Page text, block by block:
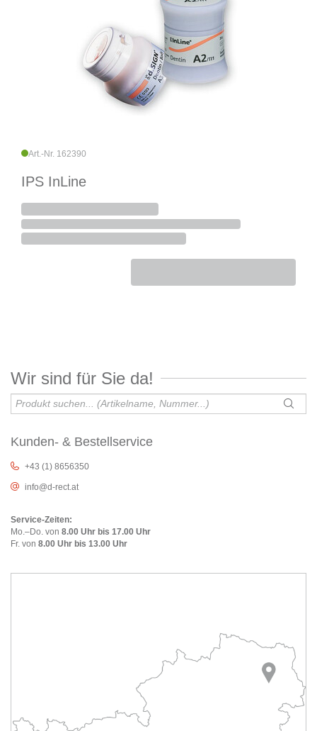
Art.-Nr. 162390
IPS InLine
Wir sind für Sie da!
Kunden- & Bestellservice
+43 (1) 8656350
info@d-rect.at
Service-Zeiten:
Mo.–Do. von 8.00 Uhr bis 17.00 Uhr
Fr. von 8.00 Uhr bis 13.00 Uhr